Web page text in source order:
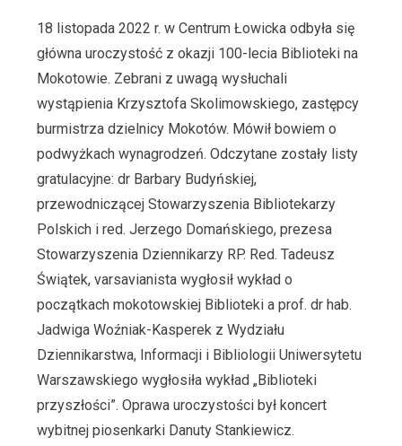
18 listopada 2022 r. w Centrum Łowicka odbyła się
główna uroczystość z okazji 100-lecia Biblioteki na
Mokotowie. Zebrani z uwagą wysłuchali
wystąpienia Krzysztofa Skolimowskiego, zastępcy
burmistrza dzielnicy Mokotów. Mówił bowiem o
podwyżkach wynagrodzeń. Odczytane zostały listy
gratulacyjne: dr Barbary Budyńskiej,
przewodniczącej Stowarzyszenia Bibliotekarzy
Polskich i red. Jerzego Domańskiego, prezesa
Stowarzyszenia Dziennikarzy RP. Red. Tadeusz
Świątek, varsavianista wygłosił wykład o
początkach mokotowskiej Biblioteki a prof. dr hab.
Jadwiga Woźniak-Kasperek z Wydziału
Dziennikarstwa, Informacji i Bibliologii Uniwersytetu
Warszawskiego wygłosiła wykład „Biblioteki
przyszłości”. Oprawa uroczystości był koncert
wybitnej piosenkarki Danuty Stankiewicz.